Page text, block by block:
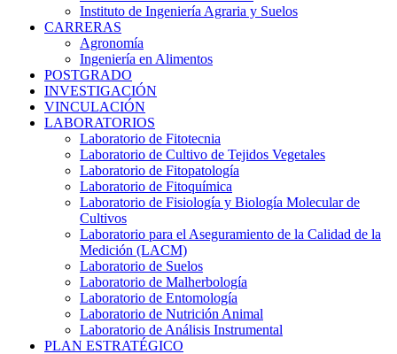
Instituto de Ingeniería Agraria y Suelos
CARRERAS
Agronomía
Ingeniería en Alimentos
POSTGRADO
INVESTIGACIÓN
VINCULACIÓN
LABORATORIOS
Laboratorio de Fitotecnia
Laboratorio de Cultivo de Tejidos Vegetales
Laboratorio de Fitopatología
Laboratorio de Fitoquímica
Laboratorio de Fisiología y Biología Molecular de
Cultivos
Laboratorio para el Aseguramiento de la Calidad de la
Medición (LACM)
Laboratorio de Suelos
Laboratorio de Malherbología
Laboratorio de Entomología
Laboratorio de Nutrición Animal
Laboratorio de Análisis Instrumental
PLAN ESTRATÉGICO